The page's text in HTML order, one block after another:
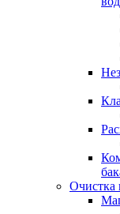
Очистка